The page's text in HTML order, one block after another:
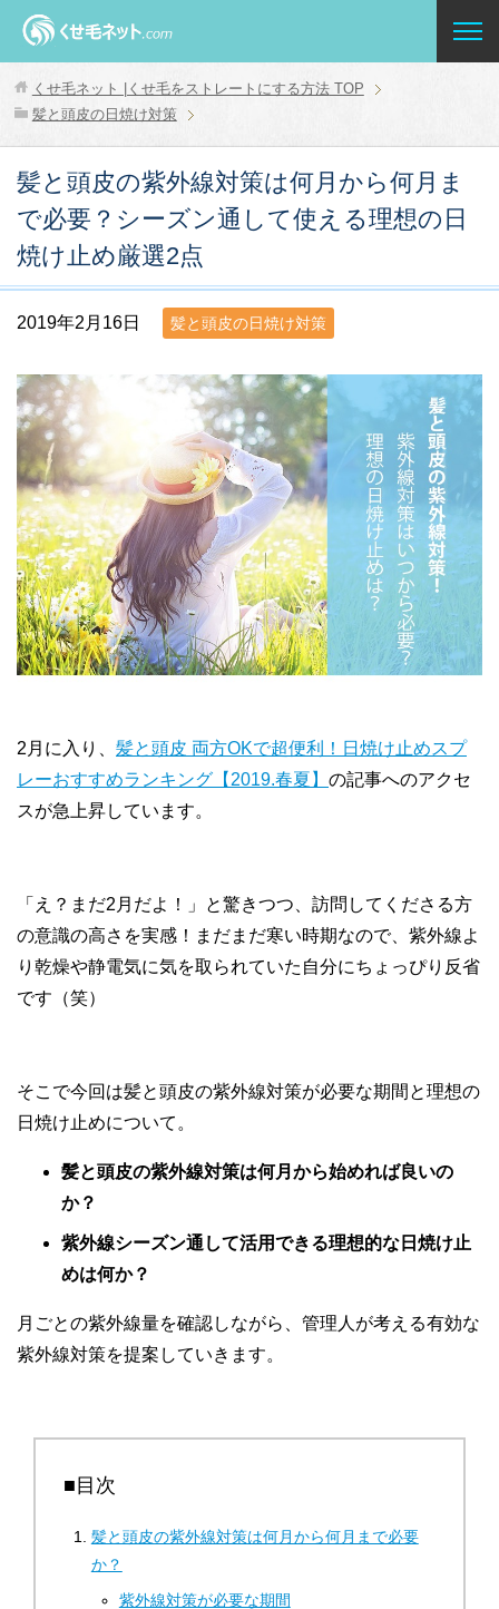
くせ毛ネット |くせ毛をストレートにする方法TOP
髪と頭皮の日焼け対策
髪と頭皮の紫外線対策は何月から何月ま
で必要？シーズン通して使える理想の日
焼け止め厳選2点
2019年2月16日 髪と頭皮の日焼け対策
2月に入り、 髪と頭皮 両方OKで超便利！日焼け止めスプ
レーおすすめランキング【2019.春夏】 の記事へのアクセ
スが急上昇しています。
「え？まだ2月だよ！」と驚きつつ、訪問してくださる方
の意識の高さを実感！まだまだ寒い時期なので、紫外線よ
り乾燥や静電気に気を取られていた自分にちょっぴり反省
です（笑）
そこで今回は髪と頭皮の紫外線対策が必要な期間と理想の
日焼け止めについて。
髪と頭皮の紫外線対策は何月から始めれば良いの
か？
紫外線シーズン通して活用できる理想的な日焼け止
めは何か？
月ごとの紫外線量を確認しながら、管理人が考える有効な
紫外線対策を提案していきます。
■目次
髪と頭皮の紫外線対策は何月から何月まで必要
か？
紫外線対策が必要な期間